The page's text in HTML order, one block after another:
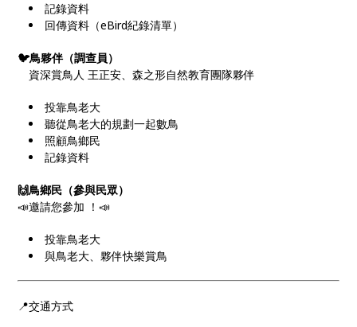
記錄資料
回傳資料（eBird紀錄清單）
🐦鳥夥伴（調查員）
資深賞鳥人 王正安、森之形自然教育團隊夥伴
投靠鳥老大
聽從鳥老大的規劃一起數鳥
照顧鳥鄉民
記錄資料
🙌鳥鄉民（參與民眾）
📣邀請您參加 ！📣
投靠鳥老大
與鳥老大、夥伴快樂賞鳥
📍交通方式